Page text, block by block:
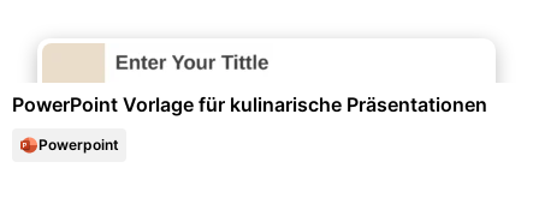
PowerPoint Vorlage für kulinarische Präsentationen
Powerpoint